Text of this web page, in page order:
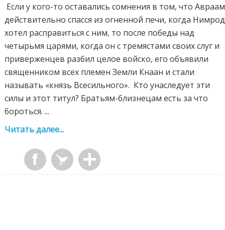
Если у кого-то оставались сомнения в том, что Авраам
действительно спасся из огненной печи, когда Нимрод
хотел расправиться с ним, то после победы над
четырьмя царями, когда он с тремястами своих слуг и
приверженцев разбил целое войско, его объявили
священником всех племен Земли Кнаан и стали
называть «князь Всесильного». Кто унаследует эти
силы и этот титул? Братьям-близнецам есть за что
бороться. ...
Читать далее...